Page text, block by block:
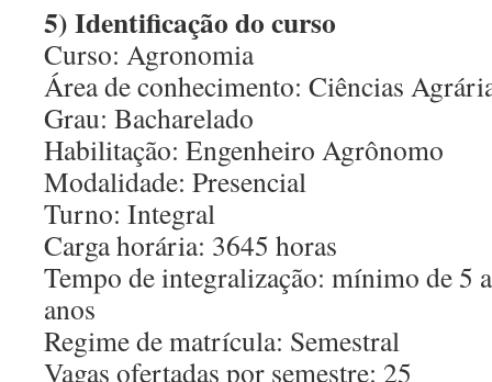
5) Identificação do curso
Curso: Agronomia
Área de conhecimento: Ciências
Grau: Bacharelado
Habilitação: Engenheiro Agrônomo
Modalidade: Presencial
Turno: Integral
Carga horária: 3645 horas
Tempo de integralização: mínimo de 5
anos
Regime de matrícula: Semestral
Vagas ofertadas por semestre: 25